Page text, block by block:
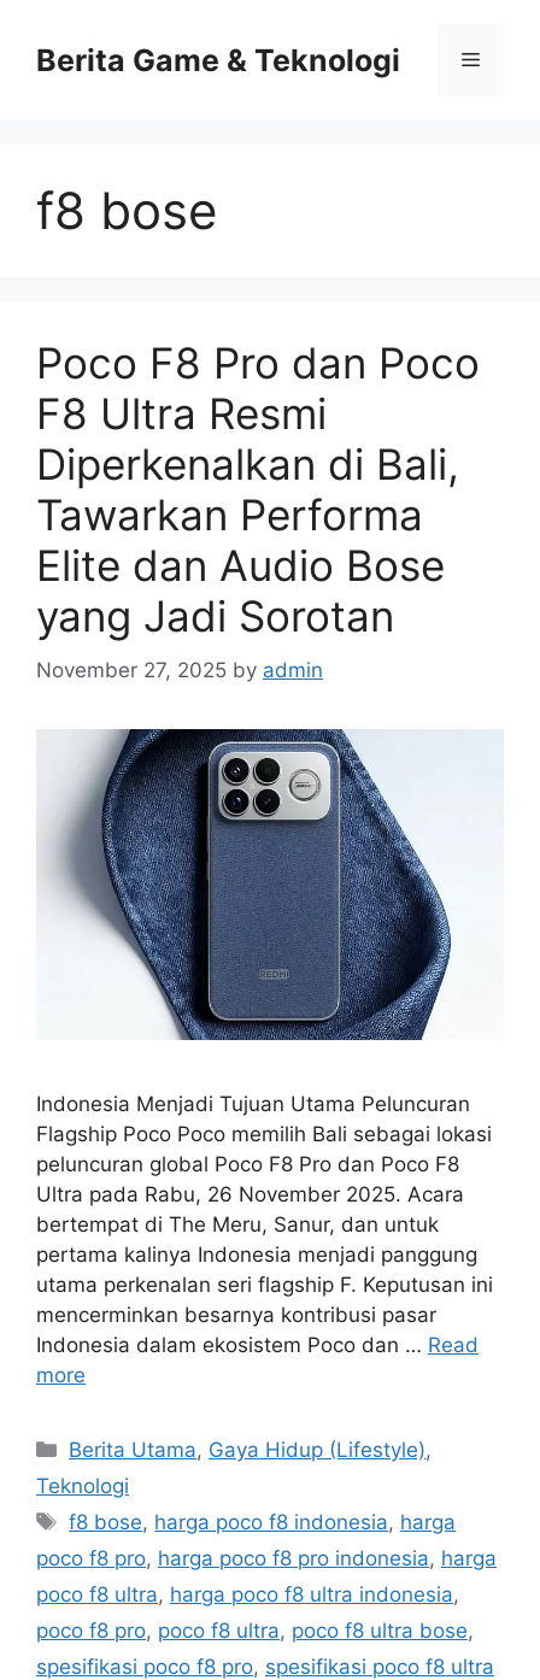
contentBerita Game & Teknologi Menu
f8 bose
Poco F8 Pro dan Poco
F8 Ultra Resmi
Diperkenalkan di Bali,
Tawarkan Performa
Elite dan Audio Bose
yang Jadi Sorotan
November 27, 2025 by admin
Indonesia Menjadi Tujuan Utama Peluncuran
Flagship Poco Poco memilih Bali sebagai lokasi
peluncuran global Poco F8 Pro dan Poco F8
Ultra pada Rabu, 26 November 2025. Acara
bertempat di The Meru, Sanur, dan untuk
pertama kalinya Indonesia menjadi panggung
utama perkenalan seri flagship F. Keputusan ini
mencerminkan besarnya kontribusi pasar
Indonesia dalam ekosistem Poco dan … Read
more
C
e
g
o
r
Berita Utama, Gaya Hidup (Lifestyle),
Teknologi
T
s
f8 bose, harga poco f8 indonesia, harga
poco f8 pro, harga poco f8 pro indonesia, harga
poco f8 ultra, harga poco f8 ultra indonesia,
poco f8 pro, poco f8 ultra, poco f8 ultra bose,
spesifikasi poco f8 pro, spesifikasi poco f8 ultra